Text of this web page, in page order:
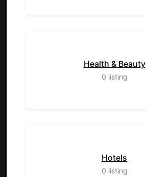
Health & Beauty
0 listing
Hotels
0 listing